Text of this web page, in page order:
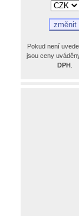
Pokud není
jsou ceny
DPH